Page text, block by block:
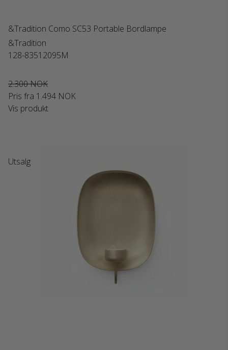
&Tradition Como SC53 Portable Bordlampe
&Tradition
128-83512095M
2.300 NOK
Pris fra 1.494 NOK
Vis produkt
Utsalg